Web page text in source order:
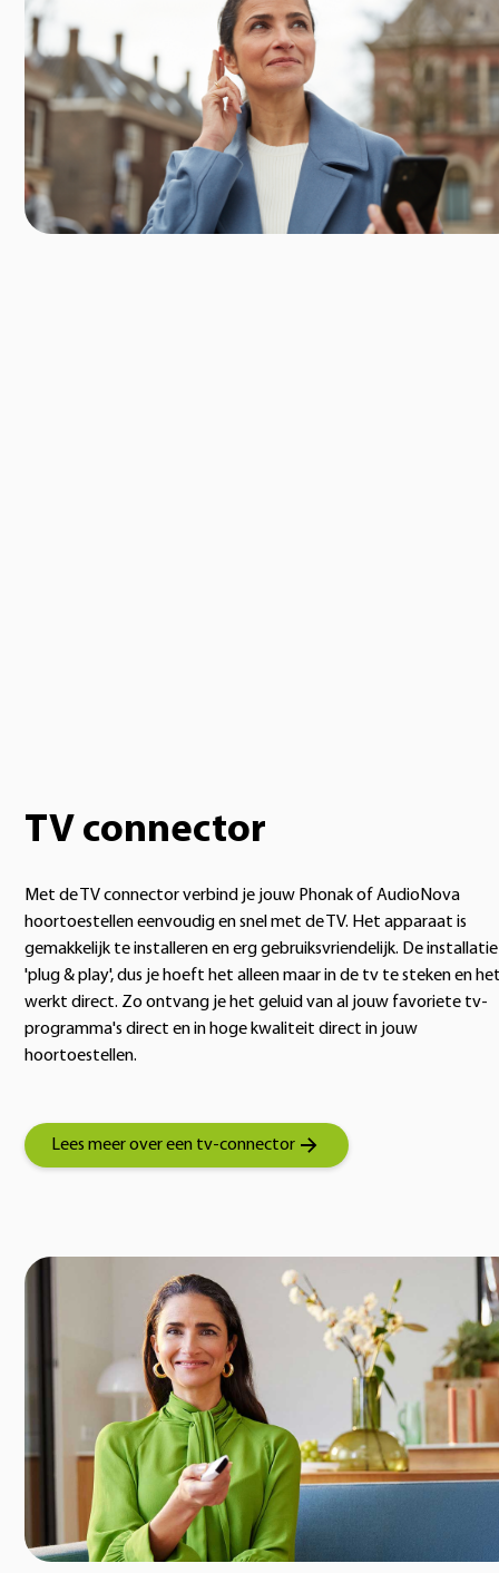
TV connector
Met de TV connector verbind je jouw Phonak of AudioNova
hoortoestellen eenvoudig en snel met de TV. Het apparaat is
gemakkelijk te installeren en erg gebruiksvriendelijk. De installatie
'plug & play', dus je hoeft het alleen maar in de tv te steken en
werkt direct. Zo ontvang je het geluid van al jouw favoriete tv-
programma's direct en in hoge kwaliteit direct in jouw
hoortoestellen.
Lees meer over een tv-connector